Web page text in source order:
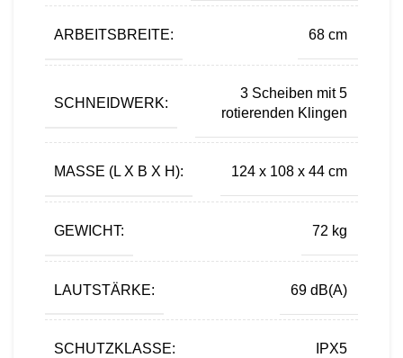
ARBEITSBREITE: 68 cm
SCHNEIDWERK:
3 Scheiben mit 5
rotierenden Klingen
MASSE (L X B X H): 124 x 108 x 44 cm
GEWICHT: 72 kg
LAUTSTÄRKE: 69 dB(A)
SCHUTZKLASSE: IPX5